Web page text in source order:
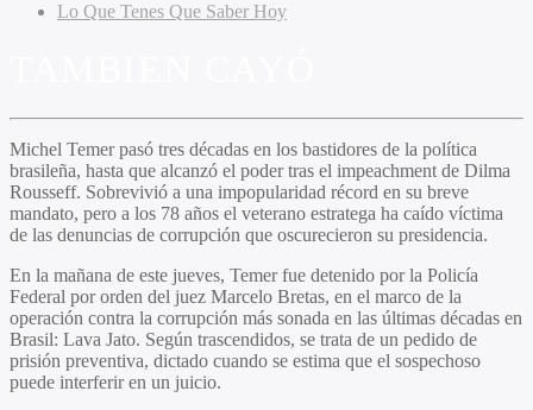
Lo Que Tenes Que Saber Hoy
Michel Temer pasó tres décadas en los bastidores de la política
brasileña, hasta que alcanzó el poder tras el impeachment de Dilma
Rousseff. Sobrevivió a una impopularidad récord en su breve
mandato, pero a los 78 años el veterano estratega ha caído víctima
de las denuncias de corrupción que oscurecieron su presidencia.
En la mañana de este jueves, Temer fue detenido por la Policía
Federal por orden del juez Marcelo Bretas, en el marco de la
operación contra la corrupción más sonada en las últimas décadas en
Brasil: Lava Jato. Según trascendidos, se trata de un pedido de
prisión preventiva, dictado cuando se estima que el sospechoso
puede interferir en un juicio.